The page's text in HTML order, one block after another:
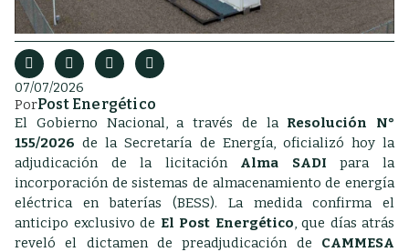
07/07/2026
PorPost Energético
El Gobierno Nacional, a través de la Resolución N°
155/2026 de la Secretaría de Energía, oficializó hoy la
adjudicación de la licitación Alma SADI para la
incorporación de sistemas de almacenamiento de energía
eléctrica en baterías (BESS). La medida confirma el
anticipo exclusivo de El Post Energético, que días atrás
reveló el dictamen de preadjudicación de CAMMESA